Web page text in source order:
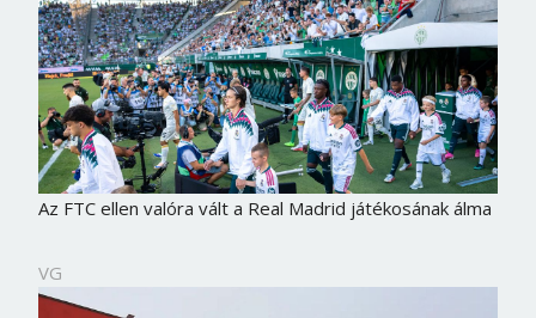
Az FTC ellen valóra vált a Real Madrid játékosának álma
VG